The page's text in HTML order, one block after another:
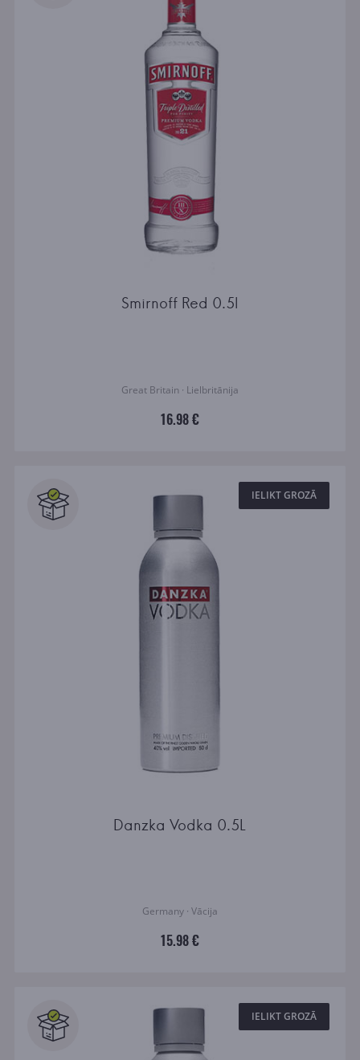
Smirnoff Red 0.5l
Great Britain · Lielbritānija
16.98 €
IELIKT GROZĀ
Danzka Vodka 0.5L
Germany · Vācija
15.98 €
IELIKT GROZĀ